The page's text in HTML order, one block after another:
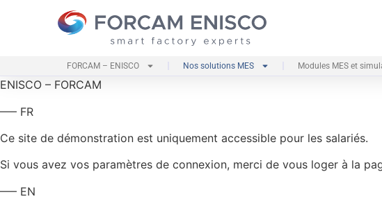
FORCAM – ENISCO Nos solutions MES Modules MES et
ENISCO – FORCAM
—– FR
Ce site de démonstration est uniquement accessible pour les salariés.
Si vous avez vos paramètres de connexion, merci de vous loger à la
—– EN